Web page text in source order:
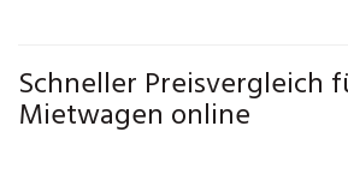
Schneller Preisvergleich
Mietwagen online